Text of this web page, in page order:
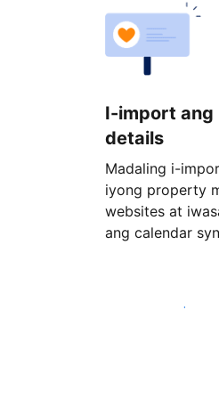
I-import
details
Madaling i-
iyong property
websites at
ang calendar
Magsimula